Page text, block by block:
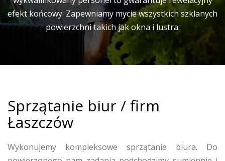
efekt końcowy. Zapewniamy mycie wszystkich szklanych
powierzchni takich jak okna i lustra.
Sprzątanie biur / firm
Łaszczów
Wykonujemy kompleksowe sprzątanie biura. Do